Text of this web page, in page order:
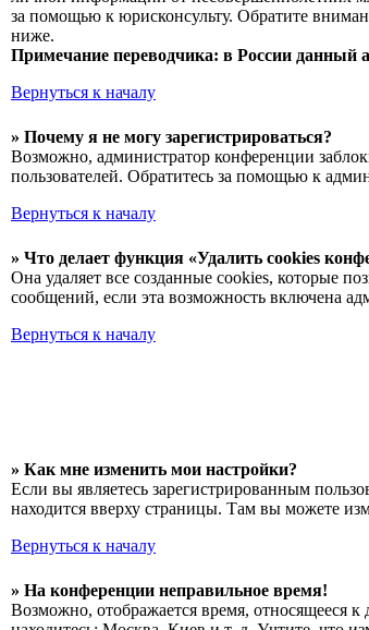
за помощью к юрисконсульту. Обратите
ниже.
Примечание переводчика: в России данный
Вернуться к началу
» Почему я не могу зарегистрироваться?
Возможно, администратор конференции
пользователей. Обратитесь за помощью к
Вернуться к началу
» Что делает функция «Удалить cookies
Она удаляет все созданные cookies, которые
сообщений, если эта возможность включена
Вернуться к началу
» Как мне изменить мои настройки?
Если вы являетесь зарегистрированным
находится вверху страницы. Там вы можете
Вернуться к началу
» На конференции неправильное время!
Возможно, отображается время, относящееся